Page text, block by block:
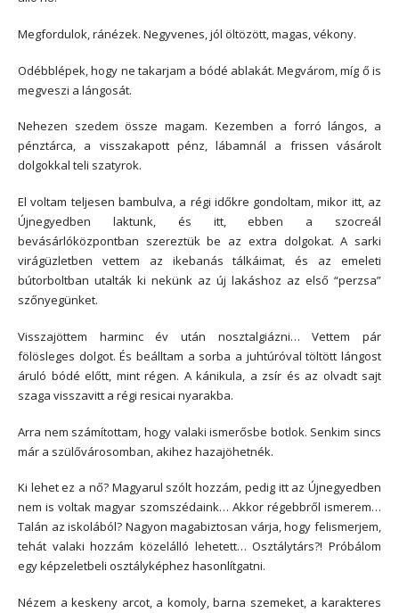
Megfordulok, ránézek. Negyvenes, jól öltözött, magas, vékony.
Odébblépek, hogy ne takarjam a bódé ablakát. Megvárom, míg ő is
megveszi a lángosát.
Nehezen szedem össze magam. Kezemben a forró lángos, a
pénztárca, a visszakapott pénz, lábamnál a frissen vásárolt
dolgokkal teli szatyrok.
El voltam teljesen bambulva, a régi időkre gondoltam, mikor itt, az
Újnegyedben laktunk, és itt, ebben a szocreál
bevásárlóközpontban szereztük be az extra dolgokat. A sarki
virágüzletben vettem az ikebanás tálkáimat, és az emeleti
bútorboltban utalták ki nekünk az új lakáshoz az első “perzsa”
szőnyegünket.
Visszajöttem harminc év után nosztalgiázni… Vettem pár
fölösleges dolgot. És beálltam a sorba a juhtúróval töltött lángost
áruló bódé előtt, mint régen. A kánikula, a zsír és az olvadt sajt
szaga visszavitt a régi resicai nyarakba.
Arra nem számítottam, hogy valaki ismerősbe botlok. Senkim sincs
már a szülővárosomban, akihez hazajöhetnék.
Ki lehet ez a nő? Magyarul szólt hozzám, pedig itt az Újnegyedben
nem is voltak magyar szomszédaink… Akkor régebbről ismerem…
Talán az iskolából? Nagyon magabiztosan várja, hogy felismerjem,
tehát valaki hozzám közelálló lehetett… Osztálytárs?! Próbálom
egy képzeletbeli osztályképhez hasonlítgatni.
Nézem a keskeny arcot, a komoly, barna szemeket, a karakteres